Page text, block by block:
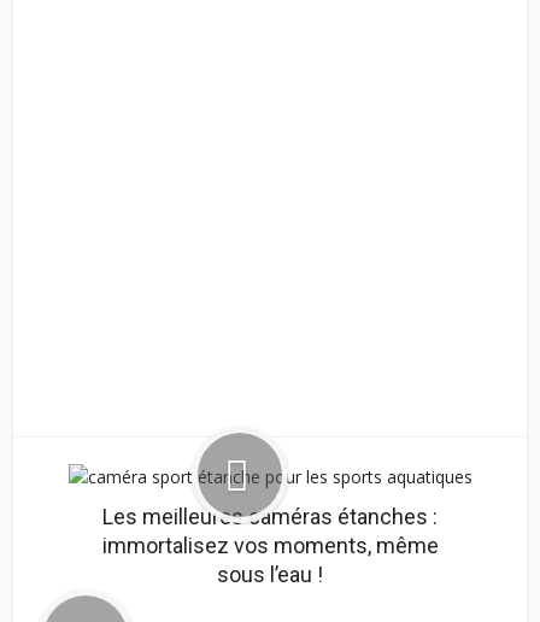
Les meilleures caméras étanches :
immortalisez vos moments, même
sous l’eau !